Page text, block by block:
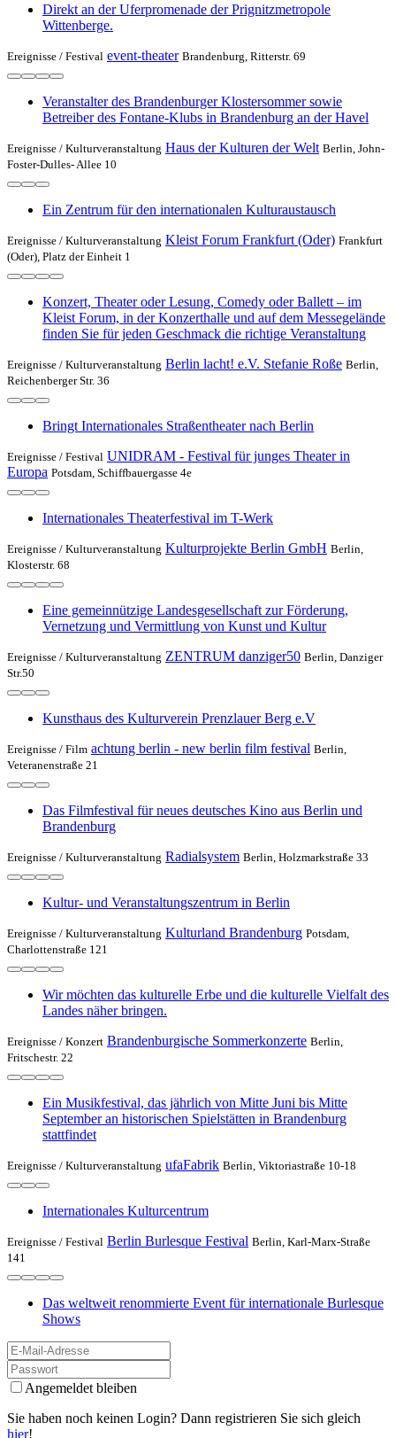
Direkt an der Uferpromenade der Prignitzmetropole
Wittenberge.
Ereignisse / Festival event-theater Brandenburg, Ritterstr. 69
Veranstalter des Brandenburger Klostersommer sowie
Betreiber des Fontane-Klubs in Brandenburg an der Havel
Ereignisse / Kulturveranstaltung Haus der Kulturen der Welt Berlin, John-
Foster-Dulles- Allee 10
Ein Zentrum für den internationalen Kulturaustausch
Ereignisse / Kulturveranstaltung Kleist Forum Frankfurt (Oder) Frankfurt
(Oder), Platz der Einheit 1
Konzert, Theater oder Lesung, Comedy oder Ballett – im
Kleist Forum, in der Konzerthalle und auf dem Messegelände
finden Sie für jeden Geschmack die richtige Veranstaltung
Ereignisse / Kulturveranstaltung Berlin lacht! e.V. Stefanie Roße Berlin,
Reichenberger Str. 36
Bringt Internationales Straßentheater nach Berlin
Ereignisse / Festival UNIDRAM - Festival für junges Theater in
Europa Potsdam, Schiffbauergasse 4e
Internationales Theaterfestival im T-Werk
Ereignisse / Kulturveranstaltung Kulturprojekte Berlin GmbH Berlin,
Klosterstr. 68
Eine gemeinnützige Landesgesellschaft zur Förderung,
Vernetzung und Vermittlung von Kunst und Kultur
Ereignisse / Kulturveranstaltung ZENTRUM danziger50 Berlin, Danziger
Str.50
Kunsthaus des Kulturverein Prenzlauer Berg e.V
Ereignisse / Film achtung berlin - new berlin film festival Berlin,
Veteranenstraße 21
Das Filmfestival für neues deutsches Kino aus Berlin und
Brandenburg
Ereignisse / Kulturveranstaltung Radialsystem Berlin, Holzmarkstraße 33
Kultur- und Veranstaltungszentrum in Berlin
Ereignisse / Kulturveranstaltung Kulturland Brandenburg Potsdam,
Charlottenstraße 121
Wir möchten das kulturelle Erbe und die kulturelle Vielfalt des
Landes näher bringen.
Ereignisse / Konzert Brandenburgische Sommerkonzerte Berlin,
Fritschestr. 22
Ein Musikfestival, das jährlich von Mitte Juni bis Mitte
September an historischen Spielstätten in Brandenburg
stattfindet
Ereignisse / Kulturveranstaltung ufaFabrik Berlin, Viktoriastraße 10-18
Internationales Kulturcentrum
Ereignisse / Festival Berlin Burlesque Festival Berlin, Karl-Marx-Straße
141
Das weltweit renommierte Event für internationale Burlesque
Shows
Angemeldet bleiben
Sie haben noch keinen Login? Dann registrieren Sie sich gleich
hier!